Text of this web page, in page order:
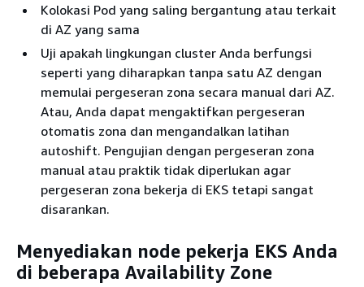
Kolokasi Pod yang saling bergantung atau terkait
di AZ yang sama
Uji apakah lingkungan cluster Anda berfungsi
seperti yang diharapkan tanpa satu AZ dengan
memulai pergeseran zona secara manual dari AZ.
Atau, Anda dapat mengaktifkan pergeseran
otomatis zona dan mengandalkan latihan
autoshift. Pengujian dengan pergeseran zona
manual atau praktik tidak diperlukan agar
pergeseran zona bekerja di EKS tetapi sangat
disarankan.
Menyediakan node pekerja EKS Anda
di beberapa Availability Zone